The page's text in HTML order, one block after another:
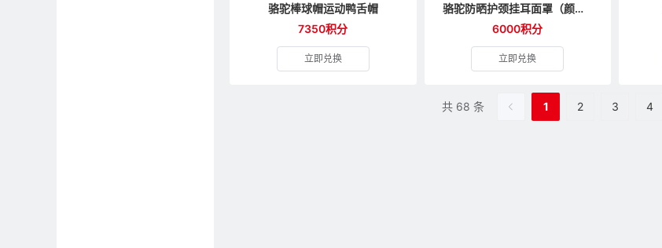
骆驼棒球帽运动鸭舌帽
7350积分
立即兑换
骆驼防晒护颈挂耳面罩（颜色随机）
6000积分
立即兑换
共 68 条 1 2 3 4